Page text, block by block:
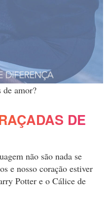
de amor?
DE
não são nada se
e nosso coração estiver
Potter e o Cálice de